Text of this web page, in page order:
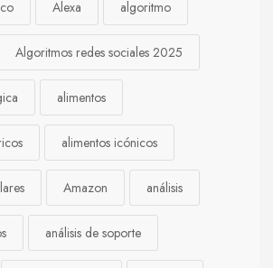
Alexa algoritmo
Algoritmos redes sociales 2025
alimentos
alimentos icónicos
Amazon análisis
análisis de soporte